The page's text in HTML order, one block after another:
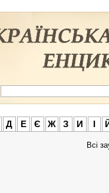
Д Е Є Ж З И І
Всі